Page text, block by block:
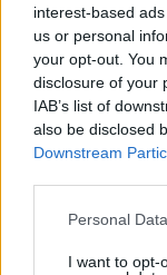
interest-based
us or personal
your opt-out. You
disclosure of your
IAB’s list of
also be disclosed
Downstream
Please note that
not limited to
Personal
I want to opt-